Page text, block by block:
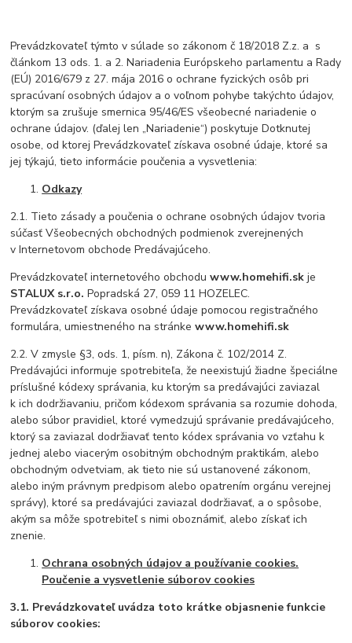
Prevádzkovateľ týmto v súlade so zákonom č 18/2018 Z.z. a s
článkom 13 ods. 1. a 2. Nariadenia Európskeho parlamentu a Rady
(EÚ) 2016/679 z 27. mája 2016 o ochrane fyzických osôb pri
spracúvaní osobných údajov a o voľnom pohybe takýchto údajov,
ktorým sa zrušuje smernica 95/46/ES všeobecné nariadenie o
ochrane údajov. (ďalej len „Nariadenie“) poskytuje Dotknutej
osobe, od ktorej Prevádzkovateľ získava osobné údaje, ktoré sa
jej týkajú, tieto informácie poučenia a vysvetlenia:
Odkazy
2.1. Tieto zásady a poučenia o ochrane osobných údajov tvoria
súčasť Všeobecných obchodných podmienok zverejnených
v Internetovom obchode Predávajúceho.
Prevádzkovateľ internetového obchoduwww.homehifi.skje
STALUX s.r.o. Popradská 27, 059 11 HOZELEC.
Prevádzkovateľ získava osobné údaje pomocou registračného
formulára, umiestneného na stránkewww.homehifi.sk
2.2. V zmysle §3, ods. 1, písm. n), Zákona č. 102/2014 Z.
Predávajúci informuje spotrebiteľa, že neexistujú žiadne špeciálne
príslušné kódexy správania, ku ktorým sa predávajúci zaviazal
k ich dodržiavaniu, pričom kódexom správania sa rozumie dohoda,
alebo súbor pravidiel, ktoré vymedzujú správanie predávajúceho,
ktorý sa zaviazal dodržiavať tento kódex správania vo vzťahu k
jednej alebo viacerým osobitným obchodným praktikám, alebo
obchodným odvetviam, ak tieto nie sú ustanovené zákonom,
alebo iným právnym predpisom alebo opatrením orgánu verejnej
správy), ktoré sa predávajúci zaviazal dodržiavať, a o spôsobe,
akým sa môže spotrebiteľ s nimi oboznámiť, alebo získať ich
znenie.
Ochrana osobných údajov a používanie cookies.
Poučenie a vysvetlenie súborov cookies
3.1. Prevádzkovateľ uvádza toto krátke objasnenie funkcie
súborov cookies: